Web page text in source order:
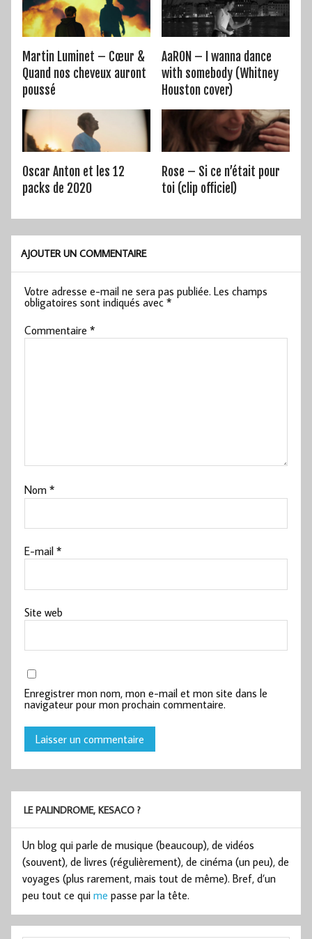
Martin Luminet – Cœur &
Quand nos cheveux auront
poussé
AaRON – I wanna dance
with somebody (Whitney
Houston cover)
Oscar Anton et les 12
packs de 2020
Rose – Si ce n’était pour
toi (clip officiel)
AJOUTER UN COMMENTAIRE
Votre adresse e-mail ne sera pas publiée. Les champs
obligatoires sont indiqués avec*
Commentaire*
Nom*
E-mail*
Site web
Enregistrer mon nom, mon e-mail et mon site dans le
navigateur pour mon prochain commentaire.
LE PALINDROME, KESACO ?
Un blog qui parle de musique (beaucoup), de vidéos
(souvent), de livres (régulièrement), de cinéma (un peu), de
voyages (plus rarement, mais tout de même). Bref, d’un
peu tout ce qui me passe par la tête.